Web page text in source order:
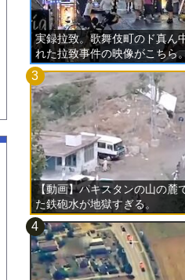
実録拉致。歌舞伎町のド真ん
れた拉致事件の映像がこちら
【動画】パキスタンの山の麓
た鉄砲水が地獄すぎる。